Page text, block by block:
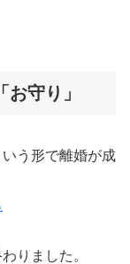
守り」
う形で離婚が成
りました。